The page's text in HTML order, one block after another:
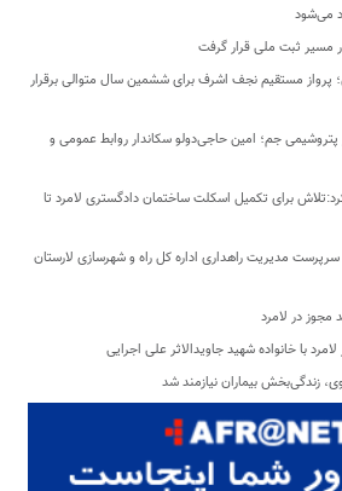
می‌شود
پرواز مستقیم نجف اشرف برای ششمین سال متوالی برقرار
پتروشیمی جم؛ امین حاجی‌دولو سکاندار روابط عمومی و
برای تکمیل اسکلت ساختمان دادگستری لامرد تا
مدیریت راهداری اداره کل راه و شهرسازی لارستان
با خانواده شهید جاویدالاثر علی اجرایی
زندگی‌بخش بیماران نیازمند شد